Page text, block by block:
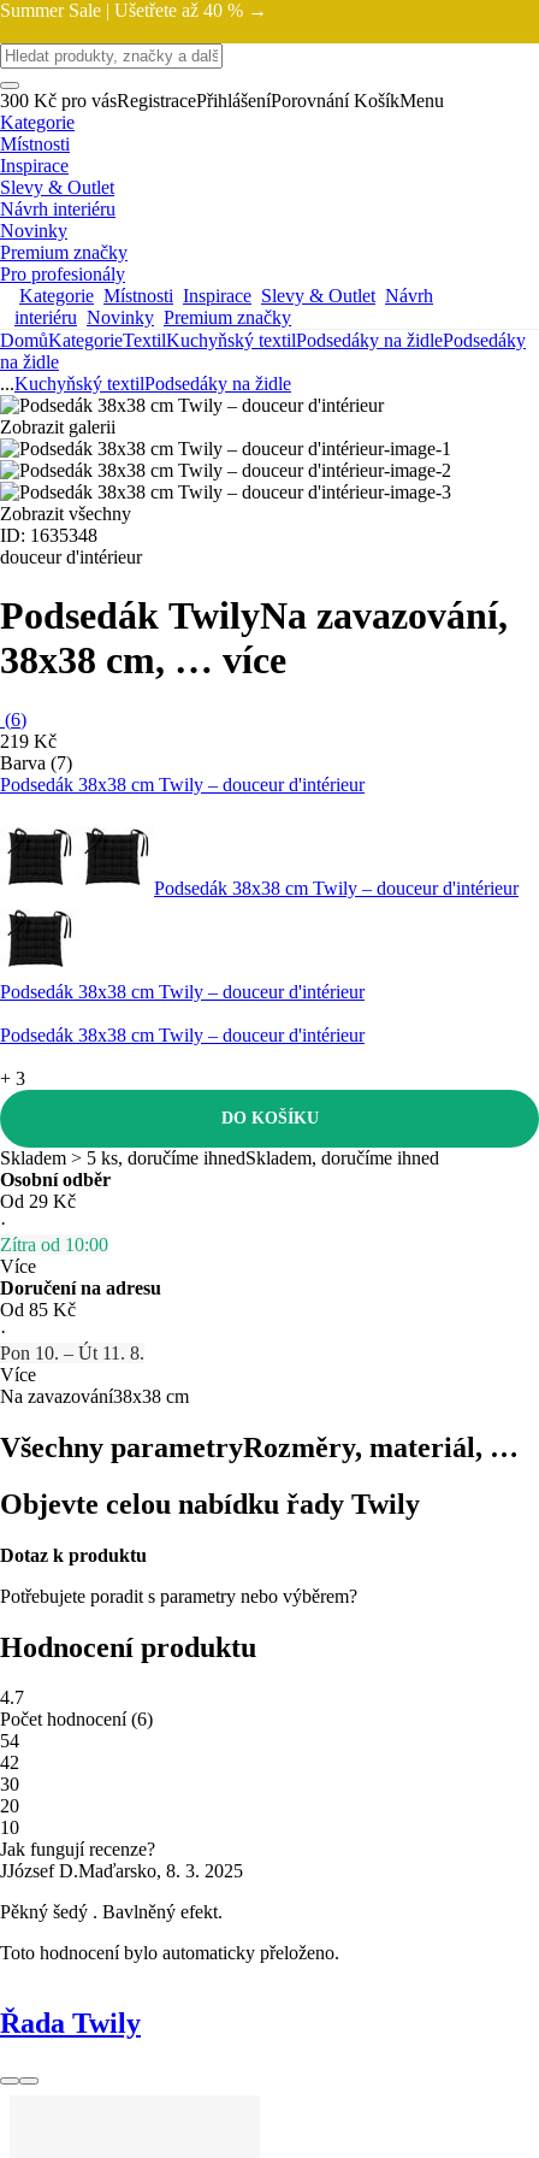
Summer Sale | Ušetřete až 40 % →
300 Kč pro vásRegistracePřihlášeníPorovnání KošíkMenu
Kategorie
Místnosti
Inspirace
Slevy & Outlet
Návrh interiéru
Novinky
Premium značky
Pro profesionály
Kategorie Místnosti Inspirace Slevy & Outlet Návrh
interiéru Novinky Premium značky
DomůKategorieTextilKuchyňský textilPodsedáky na židlePodsedáky
na židle
...Kuchyňský textilPodsedáky na židle
Zobrazit galerii
Zobrazit všechny
ID: 1635348
douceur d'intérieur
Podsedák TwilyNa zavazování,
38x38 cm, … více
(6)
219 Kč
Barva (7)
Podsedák 38x38 cm Twily – douceur d'intérieur
Podsedák 38x38 cm Twily – douceur d'intérieur
Podsedák 38x38 cm Twily – douceur d'intérieur
Podsedák 38x38 cm Twily – douceur d'intérieur
+ 3
DO KOŠÍKU
Skladem > 5 ks, doručíme ihnedSkladem, doručíme ihned
Osobní odběr
Od 29 Kč
·
Zítra od 10:00
Více
Doručení na adresu
Od 85 Kč
·
Pon 10. – Út 11. 8.
Více
Na zavazování38x38 cm
Všechny parametryRozměry, materiál, …
Objevte celou nabídku řady Twily
Dotaz k produktu
Potřebujete poradit s parametry nebo výběrem?
Hodnocení produktu
4.7
Počet hodnocení(6)
54
42
30
20
10
Jak fungují recenze?
JJózsef D.Maďarsko, 8. 3. 2025
Pěkný šedý . Bavlněný efekt.
Toto hodnocení bylo automaticky přeloženo.
Řada Twily